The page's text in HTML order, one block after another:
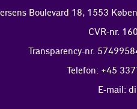
Boulevard 18, 1553
CVR-nr.
Transparency-nr.
Telefon: +45
E-mail: